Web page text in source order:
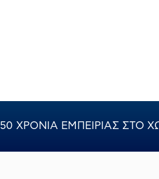
50 ΧΡΟΝΙΑ ΕΜΠΕΙΡΙΑΣ ΣΤΟ